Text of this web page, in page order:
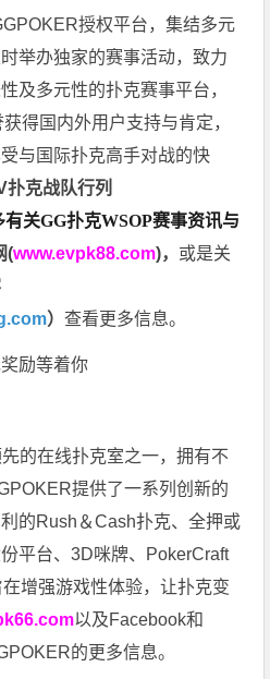
授权平台，集结多元
举办独家的赛事活动，致力
及多元性的扑克赛事平台，
得国内外用户支持与肯定，
与国际扑克高手对战的快
克战队行列
有关GG扑克WSOP赛事资讯与
(www.evpk88.com)， 或是关
）查看更多信息。
励等着你
的在线扑克室之一，拥有不
提供了一系列创新的
的Rush＆Cash扑克、全押或
平台、3D咪牌、PokerCraft
增强游戏性体验，让扑克变
以及Facebook和
的更多信息。